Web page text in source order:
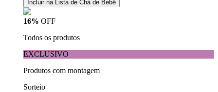
Incluir na Lista de Chá de Bebê
16% OFF
Todos os produtos
EXCLUSIVO
Produtos com montagem
Sorteio